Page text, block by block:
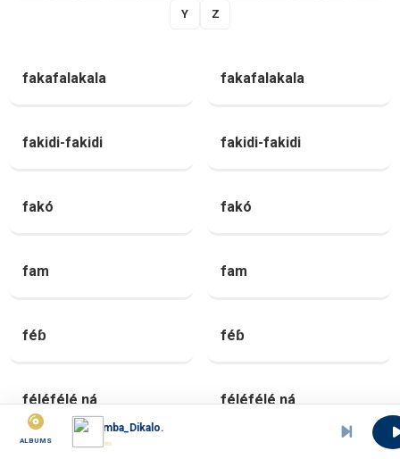
ALBUMS
Eboa_Lotin_Elimba_Dikalo.
Y Z
fakafalakala fakafalakala
fakidi-fakidi fakidi-fakidi
fakó fakó
fam fam
féɓ féɓ
féléfélé ná féléfélé ná